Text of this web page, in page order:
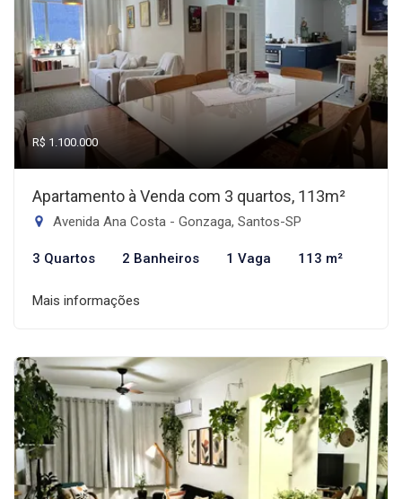
R$ 1.100.000
Apartamento à Venda com 3 quartos, 113m²
Avenida Ana Costa - Gonzaga, Santos-SP
3 Quartos 2 Banheiros 1 Vaga 113 m²
Mais informações